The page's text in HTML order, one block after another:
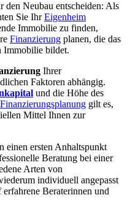
den Neubau entscheiden: Als
Sie IhrEigenheim
Immobilie zu finden,
Finanzierung planen, die das
Immobilie bildet.
Ihrer
Faktoren abhängig.
und die Höhe des
Finanzierungsplanung gilt es,
Mittel Ihnen zur
einen ersten Anhaltspunkt
Beratung bei einer
Arten von
individuell angepasst
Beraterinnen und